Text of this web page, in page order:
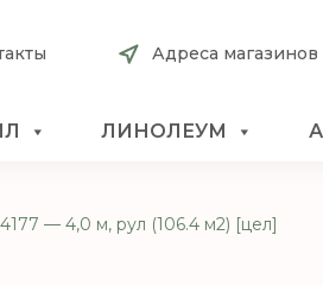
Адреса магазинов
ЛИНОЛЕУМ
— 4,0 м, рул (106.4 м2) [цел]